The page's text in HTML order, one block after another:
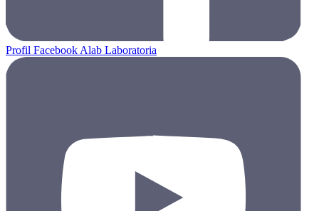
Profil Facebook Alab Laboratoria